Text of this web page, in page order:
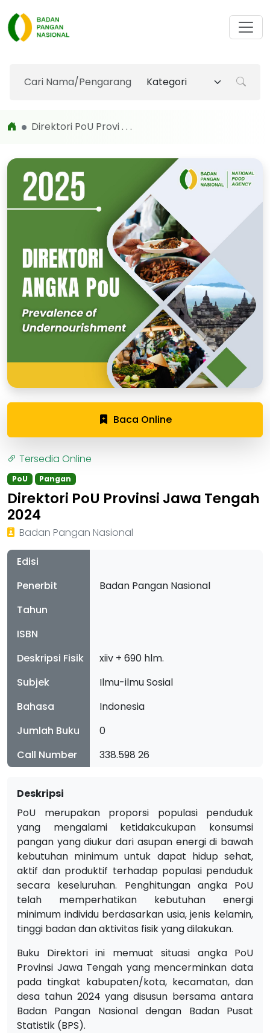
Direktori PoU Provi . . .
Baca Online
Tersedia Online
PoU Pangan
Direktori PoU Provinsi Jawa Tengah
2024
Badan Pangan Nasional
Edisi
Penerbit
Badan Pangan Nasional
Tahun
ISBN
Deskripsi Fisik
xiiv + 690 hlm.
Subjek
Ilmu-ilmu Sosial
Bahasa
Indonesia
Jumlah Buku
0
Call Number
338.598 26
Deskripsi
PoU merupakan proporsi populasi penduduk
yang mengalami ketidakcukupan konsumsi
pangan yang diukur dari asupan energi di bawah
kebutuhan minimum untuk dapat hidup sehat,
aktif dan produktif terhadap populasi penduduk
secara keseluruhan. Penghitungan angka PoU
telah memperhatikan kebutuhan energi
minimum individu berdasarkan usia, jenis kelamin,
tinggi badan dan aktivitas fisik yang dilakukan.
Buku Direktori ini memuat situasi angka PoU
Provinsi Jawa Tengah yang mencerminkan data
pada tingkat kabupaten/kota, kecamatan, dan
desa tahun 2024 yang disusun bersama antara
Badan Pangan Nasional dengan Badan Pusat
Statistik (BPS).